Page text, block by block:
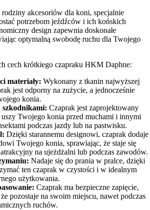
rodziny akcesoriów dla koni, specjalnie
potrzebom jeźdźców i ich końskich
design zapewnia doskonałe
optymalną swobodę ruchu dla Twojego
cech krótkiego czapraku HKM Daphne:
materiały: Wykonany z tkanin najwyższej
jest odporny na zużycie, a jednocześnie
konia.
szkodnikami: Czaprak jest zaprojektowany
Twojego konia przed muchami i innymi
podczas jazdy lub na pastwisku.
Dzięki starannemu designowi, czaprak dodaje
Twojego konia, sprawiając, że staje się
na ujeżdżalni lub podczas zawodów.
Nadaje się do prania w pralce, dzięki
ten czaprak w czystości i w idealnym
użytkowania.
Czaprak ma bezpieczne zapięcie,
pozostaje na swoim miejscu, nawet podczas
ruchów.